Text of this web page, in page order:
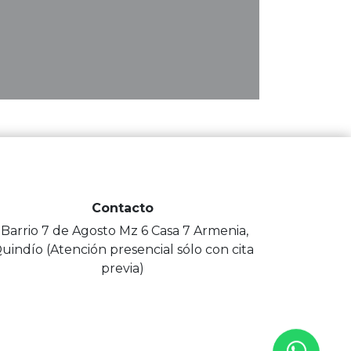
Contacto
7 de Agosto Mz 6 Casa 7 Armenia,
(Atención presencial sólo con cita
previa)